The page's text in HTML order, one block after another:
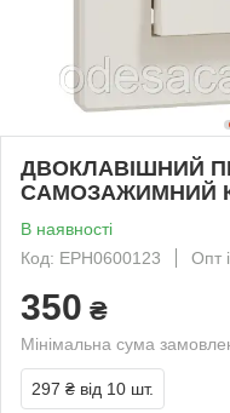
ДВОКЛАВІШНИЙ
САМОЗАЖИМНИЙ
В наявності
Код: EPH0600123
Опт
350 ₴
Мінімальна сума
297 ₴ від 10 шт.